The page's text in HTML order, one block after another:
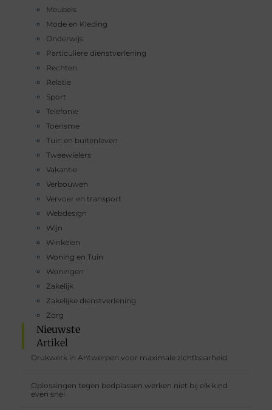
Meubels
Mode en Kleding
Onderwijs
Particuliere dienstverlening
Rechten
Relatie
Sport
Telefonie
Toerisme
Tuin en buitenleven
Tweewielers
Vakantie
Verbouwen
Vervoer en transport
Webdesign
Wijn
Winkelen
Woning en Tuin
Woningen
Zakelijk
Zakelijke dienstverlening
Zorg
Nieuwste
Artikel
Drukwerk in Antwerpen voor maximale zichtbaarheid
Oplossingen tegen bedplassen werken niet bij elk kind
even snel